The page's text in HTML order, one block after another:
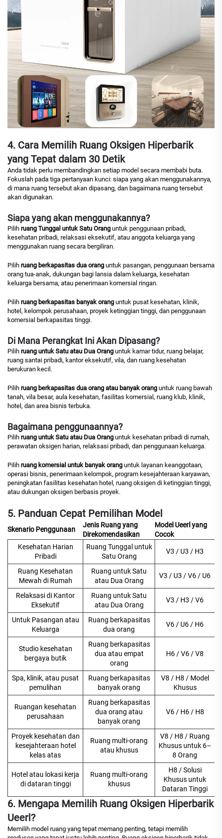
4. Cara Memilih Ruang Oksigen Hiperbarik
yang Tepat dalam 30 Detik
Anda tidak perlu membandingkan setiap model secara membabi buta.
Fokuslah pada tiga pertanyaan kunci: siapa yang akan menggunakannya,
di mana ruang tersebut akan dipasang, dan bagaimana ruang tersebut
akan digunakan.
Siapa yang akan menggunakannya?
Pilih ruang Tunggal untuk Satu Orang untuk penggunaan pribadi,
kesehatan pribadi, relaksasi eksekutif, atau anggota keluarga yang
menggunakan ruang secara bergiliran.
Pilih ruang berkapasitas dua orang untuk pasangan, penggunaan bersama
orang tua-anak, dukungan bagi lansia dalam keluarga, kesehatan
keluarga bersama, atau penerimaan komersial ringan.
Pilih ruang berkapasitas banyak orang untuk pusat kesehatan, klinik,
hotel, kelompok perusahaan, proyek ketinggian tinggi, dan penggunaan
komersial berkapasitas tinggi.
Di Mana Perangkat Ini Akan Dipasang?
Pilih ruang untuk Satu atau Dua Orang untuk kamar tidur, ruang belajar,
ruang santai pribadi, kantor eksekutif, vila, dan ruang kesehatan
berukuran kecil.
Pilih ruang berkapasitas dua orang atau banyak orang untuk ruang bawah
tanah, vila besar, aula kesehatan, fasilitas komersial, ruang klub, klinik,
hotel, dan area bisnis terbuka.
Bagaimana penggunaannya?
Pilih ruang untuk Satu atau Dua Orang untuk kesehatan pribadi di rumah,
perawatan oksigen harian, relaksasi pribadi, dan penggunaan keluarga.
Pilih ruang komersial untuk banyak orang untuk layanan keanggotaan,
operasi bisnis, penerimaan kelompok, program kesejahteraan karyawan,
peningkatan fasilitas kesehatan hotel, ruang oksigen di ketinggian tinggi,
atau dukungan oksigen berbasis proyek.
5. Panduan Cepat Pemilihan Model
Skenario Penggunaan
Jenis Ruang yang
Direkomendasikan
Model Ueerl yang
Cocok
Kesehatan Harian
Pribadi
Ruang Tunggal untuk
Satu Orang
V3 / U3 / H3
Ruang Kesehatan
Mewah di Rumah
Ruang untuk Satu
atau Dua Orang
V3 / U3 / V6 / U6
Relaksasi di Kantor
Eksekutif
Ruang untuk Satu
atau Dua Orang
V3 / H3 / V6
Untuk Pasangan atau
Keluarga
Ruang berkapasitas
dua orang
V6 / U6 / H6
Studio kesehatan
bergaya butik
Ruang berkapasitas
dua atau empat
orang
H6 / V6 / V8
Spa, klinik, atau pusat
pemulihan
Ruang berkapasitas
banyak orang
V8 / H8 / Model
Khusus
Ruangan kesehatan
perusahaan
Ruang berkapasitas
dua orang atau
banyak orang
V6 / H6 / H8
Proyek kesehatan dan
kesejahteraan hotel
kelas atas
Ruang multi-orang
atau khusus
V8 / H8 / Ruang
Khusus untuk 6–
8 Orang
Hotel atau lokasi kerja
di dataran tinggi
Ruang multi-orang
khusus
H8 / Solusi
Khusus untuk
Dataran Tinggi
6. Mengapa Memilih Ruang Oksigen Hiperbarik
Ueerl?
Memilih model ruang yang tepat memang penting, tetapi memilih